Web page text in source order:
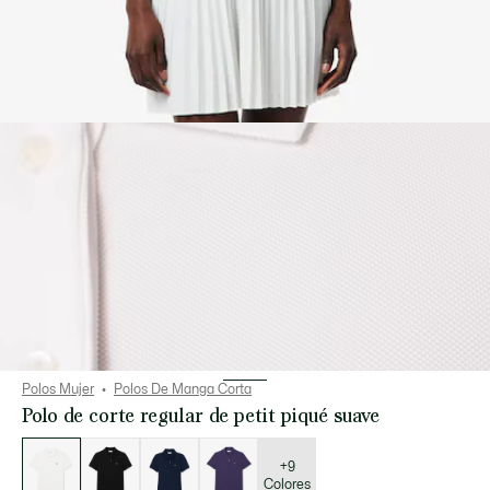
Polos Mujer Polos De Manga Corta
Polo de corte regular de petit piqué suave
variaciones
+9
Colores